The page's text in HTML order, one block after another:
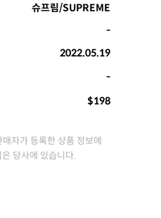
슈프림/SUPREME
-
2022.05.19
-
$198
자가 등록한 상품 정보에
당사에 있습니다.